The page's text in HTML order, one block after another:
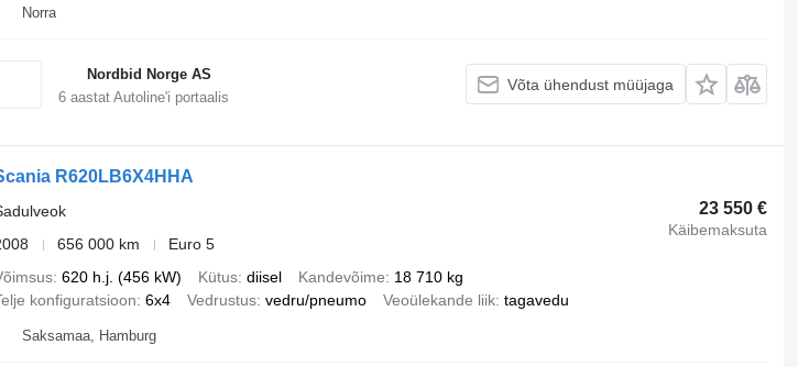
Norra
Nordbid Norge AS
6aastat Autoline'i portaalis
Võta ühendust müüjaga
R620LB6X4HHA
23 550 €
Käibemaksuta
656 000 km
Euro 5
620 h.j. (456 kW) Kütus diisel Kandevõime
18 710 kg
konfiguratsioon 6x4 Vedrustus vedru/pneumo Veoülekande liik tagavedu
Saksamaa, Hamburg